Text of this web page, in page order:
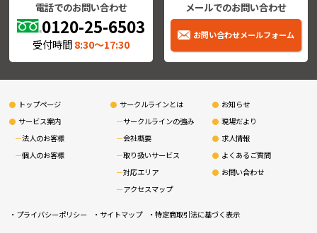
電話でのお問い合わせ
0120-25-6503
受付時間8:30〜17:30
メールでのお問い合わせ
お問い合わせメールフォーム
トップページ
サービス案内
法人のお客様
個人のお客様
サークルラインとは
サークルラインの強み
会社概要
取り扱いサービス
対応エリア
アクセスマップ
お知らせ
現場だより
求人情報
よくあるご質問
お問い合わせ
プライバシーポリシー サイトマップ 特定商取引法に基づく表示